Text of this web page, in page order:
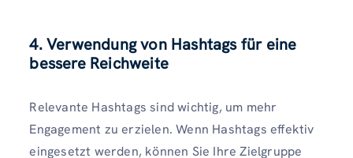
4. Verwendung von Hashtags für eine
bessere Reichweite
Relevante Hashtags sind wichtig, um mehr
Engagement zu erzielen. Wenn Hashtags effektiv
eingesetzt werden, können Sie Ihre Zielgruppe